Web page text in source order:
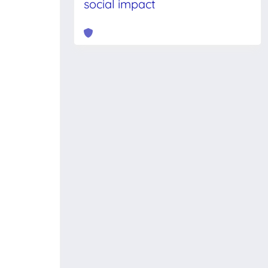
social impact